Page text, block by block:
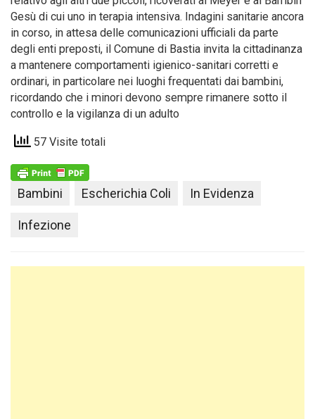
Gesù di cui uno in terapia intensiva. Indagini sanitarie ancora
in corso, in attesa delle comunicazioni ufficiali da parte
degli enti preposti, il Comune di Bastia invita la cittadinanza
a mantenere comportamenti igienico-sanitari corretti e
ordinari, in particolare nei luoghi frequentati dai bambini,
ricordando che i minori devono sempre rimanere sotto il
controllo e la vigilanza di un adulto
57 Visite totali
Bambini Escherichia Coli In Evidenza
Infezione